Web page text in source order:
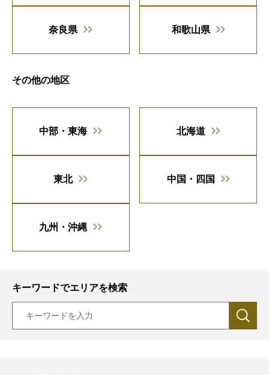
奈良県 和歌山県
その他の地区
中部・東海 北海道
東北 中国・四国
九州・沖縄
キーワードでエリアを検索